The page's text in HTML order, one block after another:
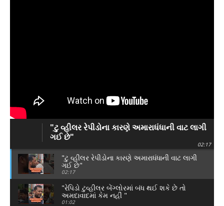
"ટુ વ્હીલર રેપીડોના કારણે અમારાધંધાની વાટ લાગી
ગઈ છે"
02:17
"ટુ વ્હીલર રેપીડોના કારણે અમારાધંધાની વાટ લાગી
ગઈ છે"
02:17
"રેપિડો ટુવ્હીલર બેંગ્લોરમાં બંધ થઈ શકે છે તો
અમદાવાદમાં કેમ નહીં "
01:02